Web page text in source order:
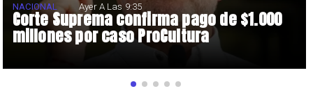
Corte Suprema confirma pago de $1.000
millones por caso ProCultura
NACIONAL Ayer A Las 9:35